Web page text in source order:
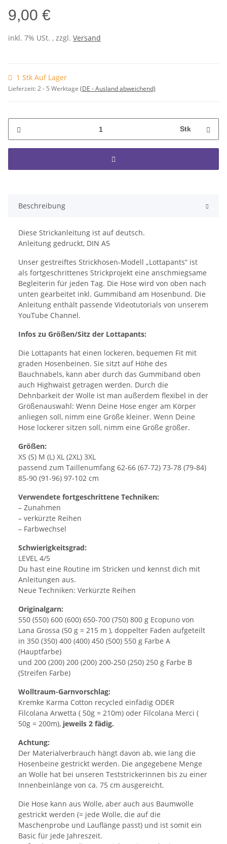
9,00 €
inkl. 7% USt. , zzgl. Versand
1 Stk Auf Lager
Lieferzeit:2 - 5 Werktage (DE - Ausland abweichend)
Stk
Beschreibung
Diese Strickanleitung ist auf deutsch.
Anleitung gedruckt, DIN A5
Unser gestreiftes Strickhosen-Modell „Lottapants“ ist
als fortgeschrittenes Strickprojekt eine anschmiegsame
Begleiterin für jeden Tag. Die Hose wird von oben nach
unten gearbeitet inkl. Gummiband am Hosenbund. Die
Anleitung enthält passende Videotutorials von unserem
YouTube Channel.
Infos zu Größen/Sitz der Lottapants:
Die Lottapants hat einen lockeren, bequemen Fit mit
graden Hosenbeinen. Sie sitzt auf Höhe des
Bauchnabels, kann aber durch das Gummiband oben
auch Highwaist getragen werden. Durch die
Dehnbarkeit der Wolle ist man außerdem flexibel in der
Größenauswahl: Wenn Deine Hose enger am Körper
anliegen soll, nimm eine Größe kleiner. Wenn Deine
Hose lockerer sitzen soll, nimm eine Größe größer.
Größen:
XS (S) M (L) XL (2XL) 3XL
passend zum Taillenumfang 62-66 (67-72) 73-78 (79-84)
85-90 (91-96) 97-102 cm
Verwendete fortgeschrittene Techniken:
– Zunahmen
– verkürzte Reihen
– Farbwechsel
Schwierigkeitsgrad:
LEVEL 4/5
Du hast eine Routine im Stricken und kennst dich mit
Anleitungen aus.
Neue Techniken: Verkürzte Reihen
Originalgarn:
550 (550) 600 (600) 650-700 (750) 800 g Ecopuno von
Lana Grossa (50 g = 215 m ), doppelter Faden aufgeteilt
in 350 (350) 400 (400) 450 (500) 550 g Farbe A
(Hauptfarbe)
und 200 (200) 200 (200) 200-250 (250) 250 g Farbe B
(Streifen Farbe)
Wolltraum-Garnvorschlag:
Kremke Karma Cotton recycled einfädig ODER
Filcolana Arwetta ( 50g = 210m) oder Filcolana Merci (
50g = 200m), jeweils 2 fädig.
Achtung:
Der Materialverbrauch hängt davon ab, wie lang die
Hosenbeine gestrickt werden. Die angegebene Menge
an Wolle hat bei unseren Teststrickerinnen bis zu einer
Innenbeinlänge von ca. 75 cm ausgereicht.
Die Hose kann aus Wolle, aber auch aus Baumwolle
gestrickt werden (= jede Wolle, die auf die
Maschenprobe und Lauflänge passt) und ist somit ein
Basic für jede Jahreszeit.